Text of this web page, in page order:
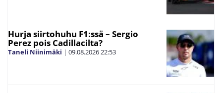
Hurja siirtohuhu F1:ssä – Sergio
Perez pois Cadillacilta?
Taneli Niinimäki | 09.08.2026 22:53